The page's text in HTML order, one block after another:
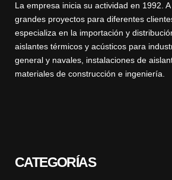
La empresa inicia su actividad en 1992.
grandes proyectos para diferentes
especializa en la importación y
aislantes térmicos y acústicos para
general y navales, instalaciones de
materiales de construcción e ingeniería.
CATEGORÍAS